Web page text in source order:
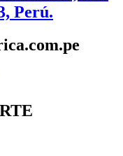
Perú.